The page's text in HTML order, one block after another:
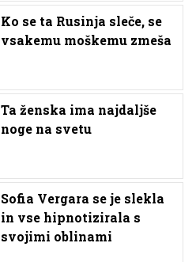
Ko se ta Rusinja sleče, se
vsakemu moškemu zmeša
Ta ženska ima najdaljše
noge na svetu
Sofia Vergara se je slekla
in vse hipnotizirala s
svojimi oblinami